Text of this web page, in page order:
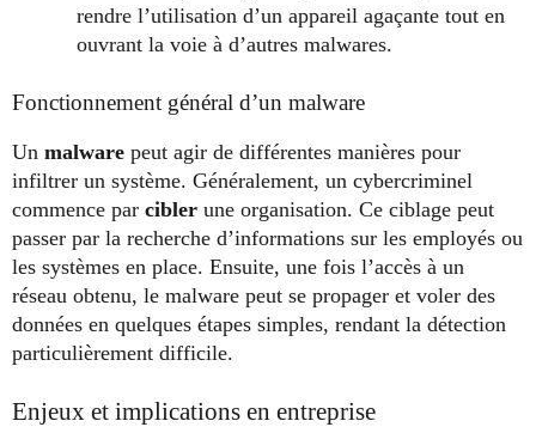
rendre l’utilisation d’un appareil agaçante tout en
ouvrant la voie à d’autres malwares.
Fonctionnement général d’un malware
Un malware peut agir de différentes manières pour
infiltrer un système. Généralement, un cybercriminel
commence par cibler une organisation. Ce ciblage peut
passer par la recherche d’informations sur les employés ou
les systèmes en place. Ensuite, une fois l’accès à un
réseau obtenu, le malware peut se propager et voler des
données en quelques étapes simples, rendant la détection
particulièrement difficile.
Enjeux et implications en entreprise